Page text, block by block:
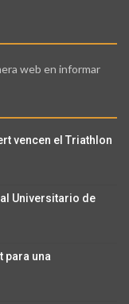
web en informar
vencen el Triathlon
Universitario de
para una